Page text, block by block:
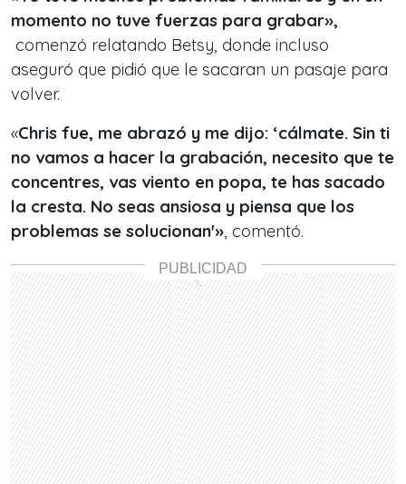
momento no tuve fuerzas para grabar»,
comenzó relatando Betsy, donde incluso
aseguró que pidió que le sacaran un pasaje para
volver.
«Chris fue, me abrazó y me dijo: ‘cálmate. Sin ti
no vamos a hacer la grabación, necesito que te
concentres, vas viento en popa, te has sacado
la cresta. No seas ansiosa y piensa que los
problemas se solucionan'», comentó.